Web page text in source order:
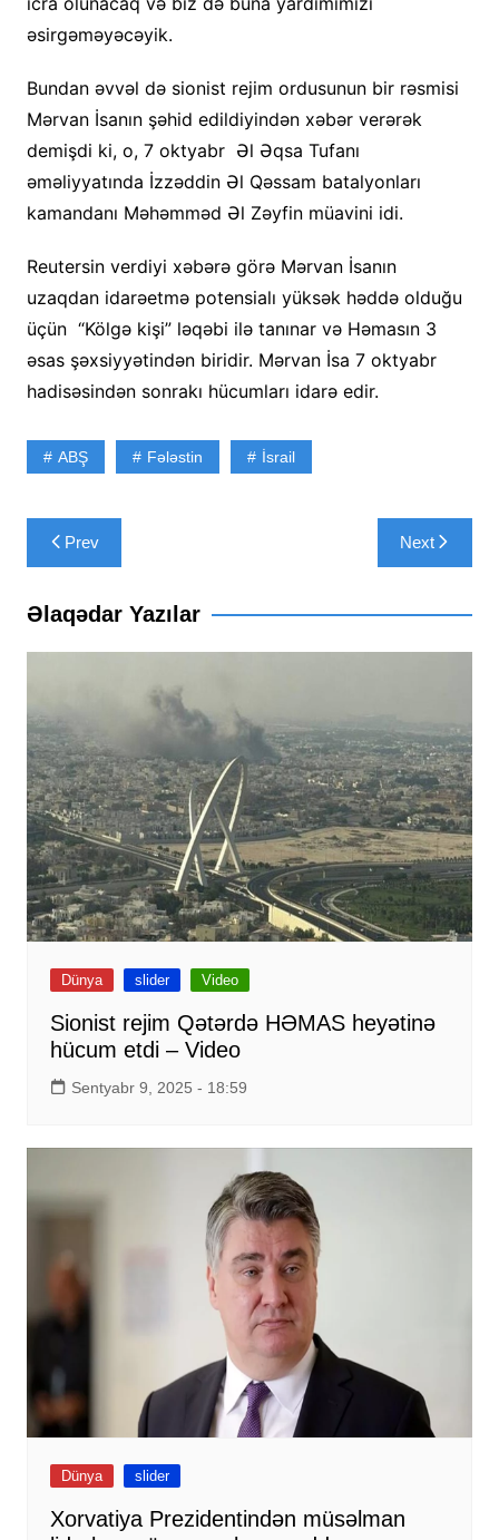
əsirgəməyəcəyik.
Bundan əvvəl də sionist rejim ordusunun bir rəsmisi
Mərvan İsanın şəhid edildiyindən xəbər verərək
demişdi ki, o, 7 oktyabr Əl Əqsa Tufanı
əməliyyatında İzzəddin Əl Qəssam batalyonları
kamandanı Məhəmməd Əl Zəyfin müavini idi.
Reutersin verdiyi xəbərə görə Mərvan İsanın
uzaqdan idarəetmə potensialı yüksək həddə olduğu
üçün “Kölgə kişi” ləqəbi ilə tanınar və Həmasın 3
əsas şəxsiyyətindən biridir. Mərvan İsa 7 oktyabr
hadisəsindən sonrakı hücumları idarə edir.
ABŞ Fələstin İsrail
Yazı
naviqasiyası
Prev Next
Əlaqədar Yazılar
Dünya slider Video
Sionist rejim Qətərdə HƏMAS heyətinə
hücum etdi – Video
Sentyabr 9, 2025 - 18:59
Dünya slider
Xorvatiya Prezidentindən müsəlman